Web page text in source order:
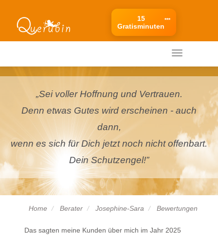
15
Gratisminuten
***
Ihr
mobiles
„Sei voller Hoffnung und Vertrauen.
Denn etwas Gutes wird erscheinen - auch
dann,
wenn es sich für Dich jetzt noch nicht offenbart.
Dein Schutzengel!”
Home Berater Josephine-Sara Bewertungen
Das sagten meine Kunden über mich im Jahr 2025